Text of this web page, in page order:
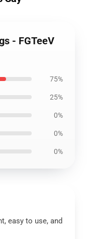
- FGTeeV
75%
25%
0%
0%
0%
easy to use, and